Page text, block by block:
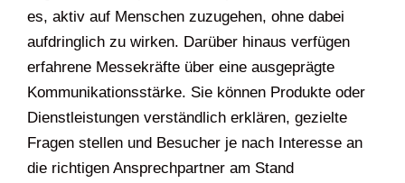
es, aktiv auf Menschen zuzugehen, ohne dabei
aufdringlich zu wirken. Darüber hinaus verfügen
erfahrene Messekräfte über eine ausgeprägte
Kommunikationsstärke. Sie können Produkte oder
Dienstleistungen verständlich erklären, gezielte
Fragen stellen und Besucher je nach Interesse an
die richtigen Ansprechpartner am Stand